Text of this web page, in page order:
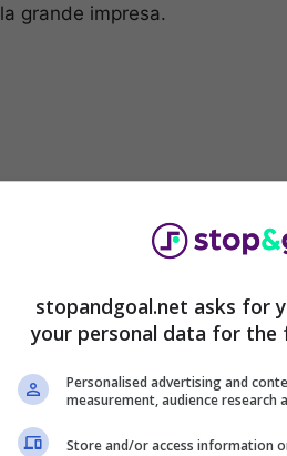
grande impresa.
motivo i
più delicata del solito visto le
al massimo del loro livello
sono per i club diSerie A.
stopandgoal.net asks for
your personal data for the
Personalised advertising and
measurement, audience research
Store and/or access information